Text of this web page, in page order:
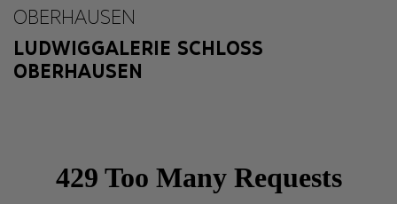
OBERHAUSEN
LUDWIGGALERIE SCHLOSS
OBERHAUSEN